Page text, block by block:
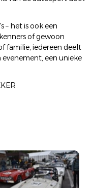
– het is ook een
of gewoon
familie, iedereen deelt
evenement, een unieke